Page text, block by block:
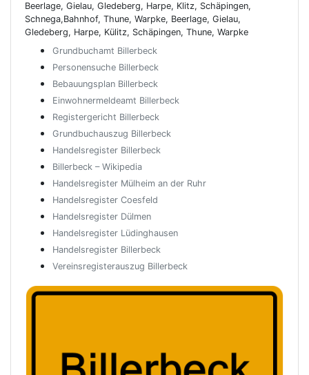
Beerlage, Gielau, Gledeberg, Harpe, Klitz, Schäpingen,
Schnega,Bahnhof, Thune, Warpke, Beerlage, Gielau,
Gledeberg, Harpe, Külitz, Schäpingen, Thune, Warpke
Grundbuchamt Billerbeck
Personensuche Billerbeck
Bebauungsplan Billerbeck
Einwohnermeldeamt Billerbeck
Registergericht Billerbeck
Grundbuchauszug Billerbeck
Handelsregister Billerbeck
Billerbeck – Wikipedia
Handelsregister Mülheim an der Ruhr
Handelsregister Coesfeld
Handelsregister Dülmen
Handelsregister Lüdinghausen
Handelsregister Billerbeck
Vereinsregisterauszug Billerbeck